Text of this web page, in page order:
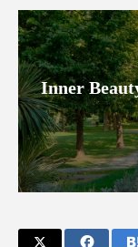
Inner